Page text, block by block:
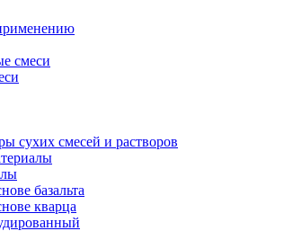
смеси
сухих смесей и растворов
базальта
кварца